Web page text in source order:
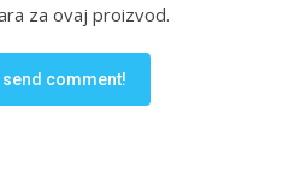
za ovaj proizvod.
comment!